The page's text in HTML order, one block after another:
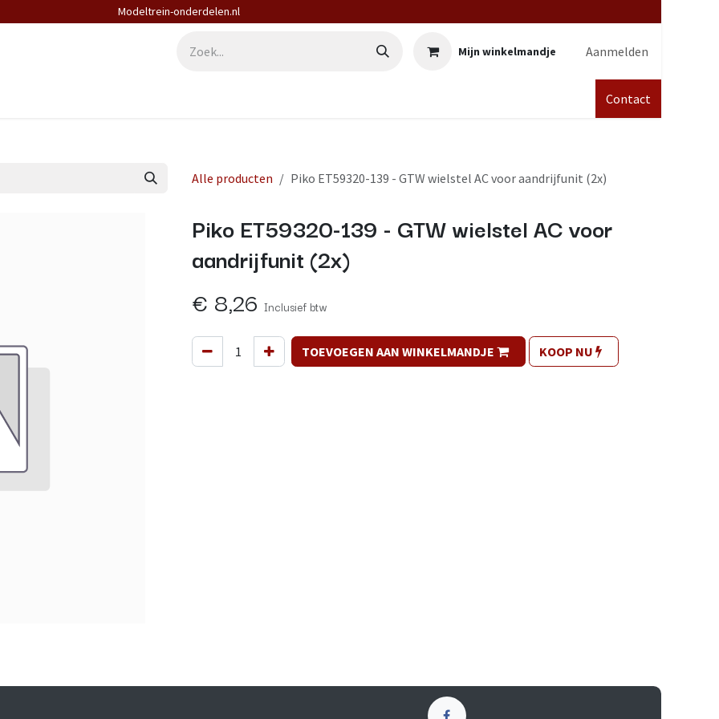
Modeltrein-onderdelen.nl
Mijn winkelmandje Aanmelden
Contact
Alle producten Piko ET59320-139 - GTW wielstel AC voor aandrijfunit (2x)
Piko ET59320-139 - GTW wielstel AC voor
aandrijfunit (2x)
€ 8,26 Inclusief btw
TOEVOEGEN AAN WINKELMANDJE KOOP NU